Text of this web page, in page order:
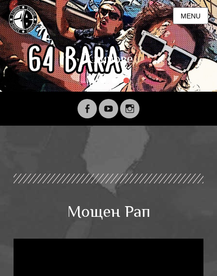
MENU
Клипове
•• ••
Мощен Рап